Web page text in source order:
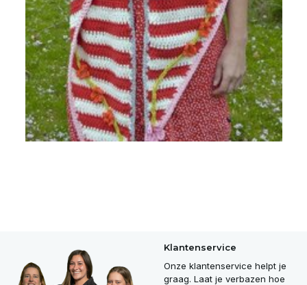
Klantenservice
Onze klantenservice helpt je
graag. Laat je verbazen hoe